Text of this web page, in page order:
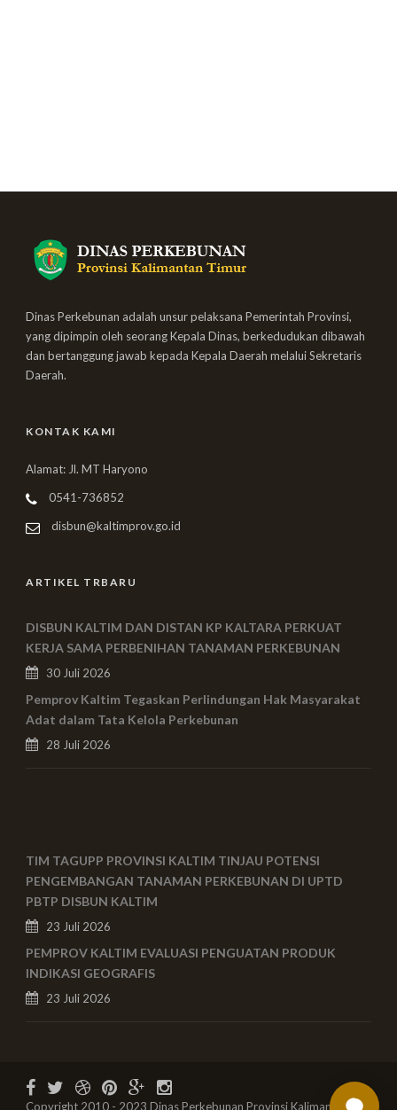
Dinas Perkebunan adalah unsur pelaksana Pemerintah Provinsi,
yang dipimpin oleh seorang Kepala Dinas, berkedudukan dibawah
dan bertanggung jawab kepada Kepala Daerah melalui Sekretaris
Daerah.
KONTAK KAMI
Alamat: Jl. MT Haryono
0541-736852
disbun@kaltimprov.go.id
ARTIKEL TRBARU
DISBUN KALTIM DAN DISTAN KP KALTARA PERKUAT
KERJA SAMA PERBENIHAN TANAMAN PERKEBUNAN
30 Juli 2026
Pemprov Kaltim Tegaskan Perlindungan Hak Masyarakat
Adat dalam Tata Kelola Perkebunan
28 Juli 2026
TIM TAGUPP PROVINSI KALTIM TINJAU POTENSI
PENGEMBANGAN TANAMAN PERKEBUNAN DI UPTD
PBTP DISBUN KALTIM
23 Juli 2026
PEMPROV KALTIM EVALUASI PENGUATAN PRODUK
INDIKASI GEOGRAFIS
23 Juli 2026
Copyright 2010 - 2023 Dinas Perkebunan Provinsi Kalimantan